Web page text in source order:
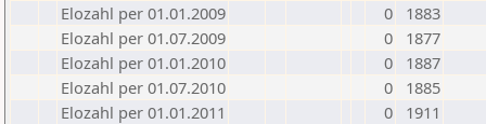
Elozahl per 01.01.2009
0
1883
Elozahl per 01.07.2009
0
1877
Elozahl per 01.01.2010
0
1887
Elozahl per 01.07.2010
0
1885
Elozahl per 01.01.2011
0
1911